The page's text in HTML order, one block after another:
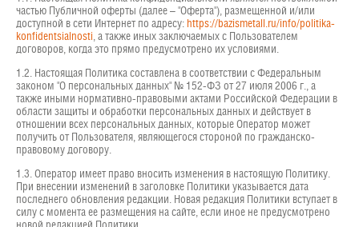
частью Публичной оферты (далее – "Оферта"), размещенной и/или
доступной в сети Интернет по адресу: https://bazismetall.ru/info/politika-
konfidentsialnosti , а также иных заключаемых с Пользователем
договоров, когда это прямо предусмотрено их условиями.
1.2. Настоящая Политика составлена в соответствии с Федеральным
законом "О персональных данных" № 152-ФЗ от 27 июля 2006 г., а
также иными нормативно-правовыми актами Российской Федерации в
области защиты и обработки персональных данных и действует в
отношении всех персональных данных, которые Оператор может
получить от Пользователя, являющегося стороной по гражданско-
правовому договору.
1.3. Оператор имеет право вносить изменения в настоящую Политику.
При внесении изменений в заголовке Политики указывается дата
последнего обновления редакции. Новая редакция Политики вступает в
силу с момента ее размещения на сайте, если иное не предусмотрено